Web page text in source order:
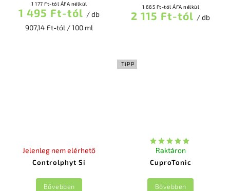
1 177 Ft-tól ÁFA nélkül
1 495 Ft-tól / db
907,14 Ft-tól / 100 ml
1 665 Ft-tól ÁFA nélkül
2 115 Ft-tól / db
Controlphyt Si
Jelenleg nem elérhető
Bővebben
TIPP
CuproTonic
Raktáron
Bővebben